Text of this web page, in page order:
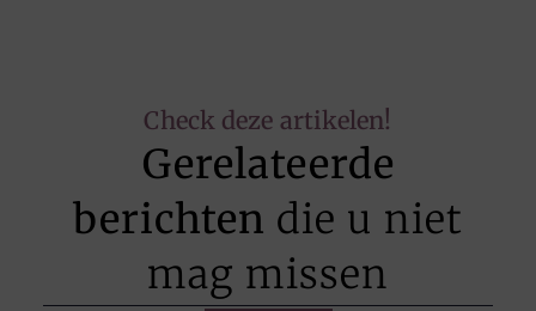
Check deze artikelen!
Gerelateerde
berichten die u niet
mag missen